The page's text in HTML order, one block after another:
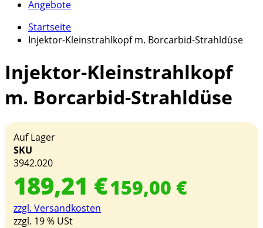
Angebote
Startseite
Injektor-Kleinstrahlkopf m. Borcarbid-Strahldüse
Injektor-Kleinstrahlkopf
m. Borcarbid-Strahldüse
Auf Lager
SKU
3942.020
189,21 €159,00 €
zzgl. Versandkosten
zzgl. 19 % USt